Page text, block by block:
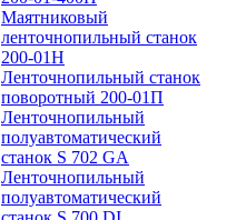
Маятниковый
ленточнопильный станок
200-01Н
Ленточнопильный станок
поворотный 200-01П
Ленточнопильный
полуавтоматический
станок S 702 GA
Ленточнопильный
полуавтоматический